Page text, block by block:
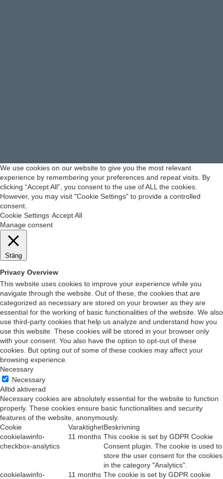
We use cookies on our website to give you the most relevant
experience by remembering your preferences and repeat visits. By
clicking “Accept All”, you consent to the use of ALL the cookies.
However, you may visit "Cookie Settings" to provide a controlled
consent.
Cookie Settings Accept All
Manage consent
Stäng
Privacy Overview
This website uses cookies to improve your experience while you
navigate through the website. Out of these, the cookies that are
categorized as necessary are stored on your browser as they are
essential for the working of basic functionalities of the website. We also
use third-party cookies that help us analyze and understand how you
use this website. These cookies will be stored in your browser only
with your consent. You also have the option to opt-out of these
cookies. But opting out of some of these cookies may affect your
browsing experience.
Necessary
Necessary
Alltid aktiverad
Necessary cookies are absolutely essential for the website to function
properly. These cookies ensure basic functionalities and security
features of the website, anonymously.
Cookie
VaraktighetBeskrivning
cookielawinfo-
checkbox-analytics
11 months This cookie is set by GDPR Cookie
Consent plugin. The cookie is used to
store the user consent for the cookies
in the category "Analytics".
cookielawinfo-
11 months The cookie is set by GDPR cookie